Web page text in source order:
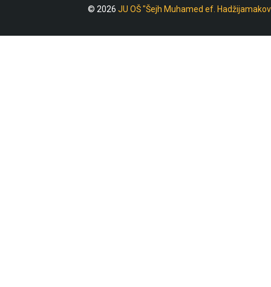
© 2026 JU OŠ "Šejh Muhamed ef.